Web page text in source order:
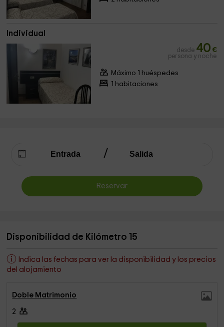
Individual
desde 40 €
persona y noche
Máximo 1 huéspedes
1 habitaciones
Reservar
Disponibilidad de Kilómetro 15
Indica las fechas para ver la disponibilidad y los precios
del alojamiento
Doble Matrimonio
2